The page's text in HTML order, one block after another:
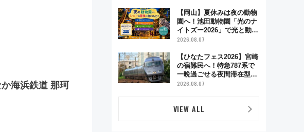
海浜鉄道 那珂
【岡山】夏休みは夜の動物
園へ！池田動物園「光のナ
イトズー2026」で光と動物
が彩る特別な夜
2026.08.07
【ひなたフェス2026】宮崎
の宿難民へ！特急787系で
一晩過ごせる夜間滞在型イ
ベント「スワローおひさ
2026.08.07
VIEW ALL